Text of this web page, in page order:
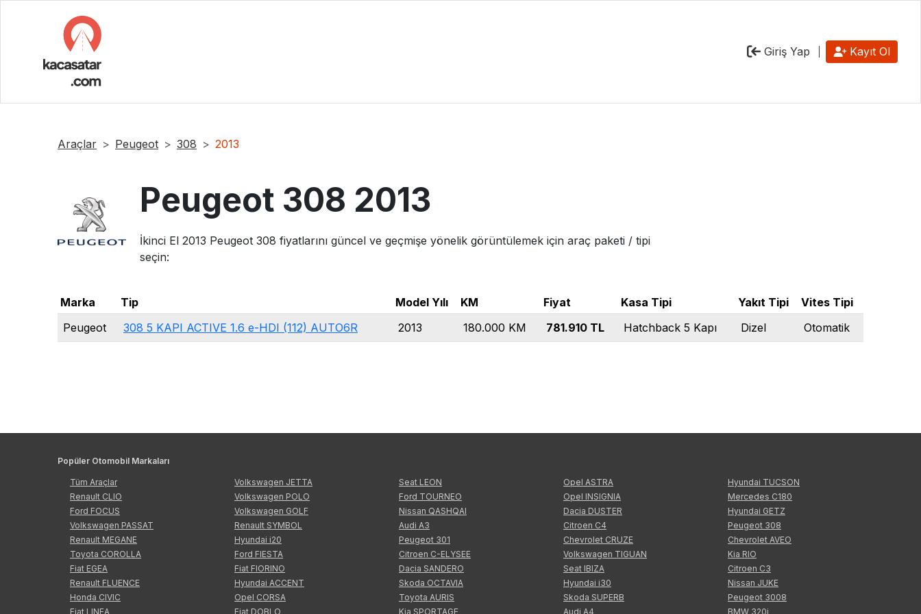
Giriş Yap Kayıt Ol
Araçlar Peugeot 308 2013
Peugeot 308 2013
İkinci El 2013 Peugeot 308 fiyatlarını güncel ve geçmişe yönelik görüntülemek için araç paketi / tipi
seçin:
Marka Tip Model Yılı KM Fiyat Kasa Tipi Yakıt Tipi
Vites Tipi
Peugeot
308 5 KAPI ACTIVE 1.6 e-HDI (112) AUTO6R 2013 180.000 KM 781.910 TL Hatchback 5 Kapı Dizel Otomatik
Popüler Otomobil Markaları
Tüm Araçlar
Renault CLIO
Ford FOCUS
Volkswagen PASSAT
Renault MEGANE
Toyota COROLLA
Fiat EGEA
Renault FLUENCE
Honda CIVIC
Fiat LINEA
Volkswagen JETTA
Volkswagen POLO
Volkswagen GOLF
Renault SYMBOL
Hyundai i20
Ford FIESTA
Fiat FIORINO
Hyundai ACCENT
Opel CORSA
Fiat DOBLO
Seat LEON
Ford TOURNEO
Nissan QASHQAI
Audi A3
Peugeot 301
Citroen C-ELYSEE
Dacia SANDERO
Skoda OCTAVIA
Toyota AURIS
Kia SPORTAGE
Opel ASTRA
Opel INSIGNIA
Dacia DUSTER
Citroen C4
Chevrolet CRUZE
Volkswagen TIGUAN
Seat IBIZA
Hyundai i30
Skoda SUPERB
Audi A4
Hyundai TUCSON
Mercedes C180
Hyundai GETZ
Peugeot 308
Chevrolet AVEO
Kia RIO
Citroen C3
Nissan JUKE
Peugeot 3008
BMW 320i